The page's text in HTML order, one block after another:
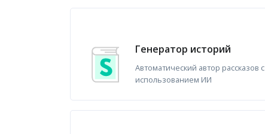
Генератор историй
Автоматический автор рассказов с
использованием ИИ